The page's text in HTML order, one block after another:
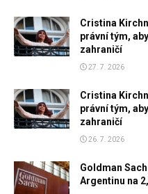
Cristina
právní tým,
zahraničí
27. 7. 2026
Cristina
právní tým,
zahraničí
26. 7. 2026
Goldman
Argentinu na